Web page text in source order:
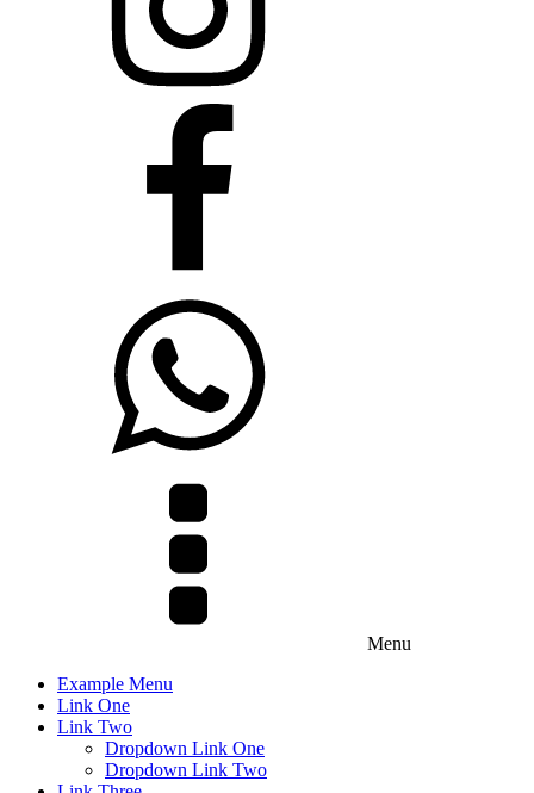
Menu
Example Menu
Link One
Link Two
Dropdown Link One
Dropdown Link Two